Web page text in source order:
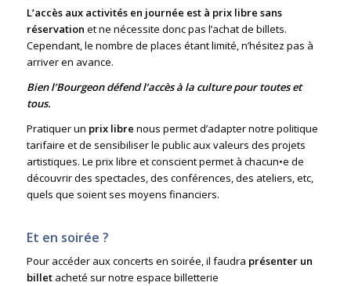
L’accès aux activités en journée est à prix libre sans
réservation et ne nécessite donc pas l’achat de billets.
Cependant, le nombre de places étant limité, n’hésitez pas à
arriver en avance.
Bien l’Bourgeon défend l’accès à la culture pour toutes et
tous.
Pratiquer un prix libre nous permet d’adapter notre politique
tarifaire et de sensibiliser le public aux valeurs des projets
artistiques. Le prix libre et conscient permet à chacun•e de
découvrir des spectacles, des conférences, des ateliers, etc,
quels que soient ses moyens financiers.
Et en soirée ?
Pour accéder aux concerts en soirée, il faudra présenter un
billetacheté sur notre espace billetterie